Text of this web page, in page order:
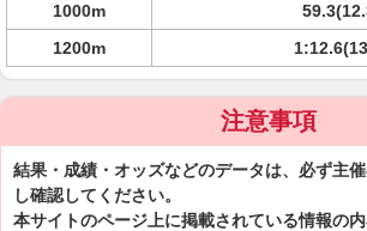
1000m
1200m
注意事項
結果・成績・オッズなどのデータは、必ず主
し確認してください。
本サイトのページ上に掲載されている情報の